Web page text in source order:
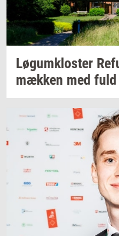
Løgum­klo­ster
mæk­ken med fuld